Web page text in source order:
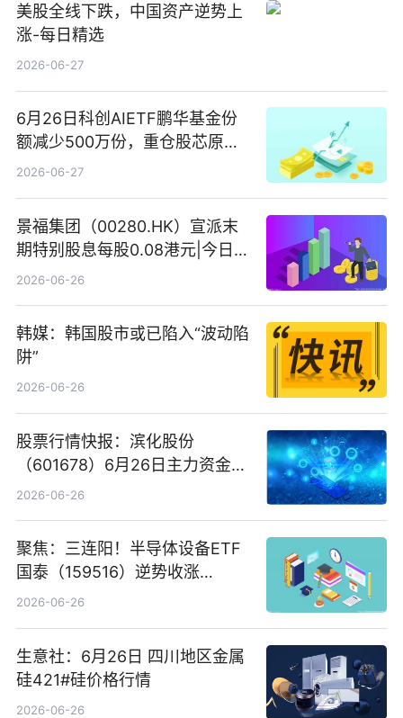
美股全线下跌，中国资产逆势上
涨-每日精选
2026-06-27
6月26日科创AIETF鹏华基金份
额减少500万份，重仓股芯原股
份、寒武纪、澜起科技 观速讯
2026-06-27
景福集团（00280.HK）宣派末
期特别股息每股0.08港元|今日快
看
2026-06-26
韩媒：韩国股市或已陷入“波动陷
阱”
2026-06-26
股票行情快报：滨化股份
（601678）6月26日主力资金净
卖出5964.34万元
2026-06-26
聚焦：三连阳！半导体设备ETF
国泰（159516）逆势收涨
3.5%，近10日累计净流入超65
2026-06-26
生意社：6月26日 四川地区金属
硅421#硅价格行情
2026-06-26